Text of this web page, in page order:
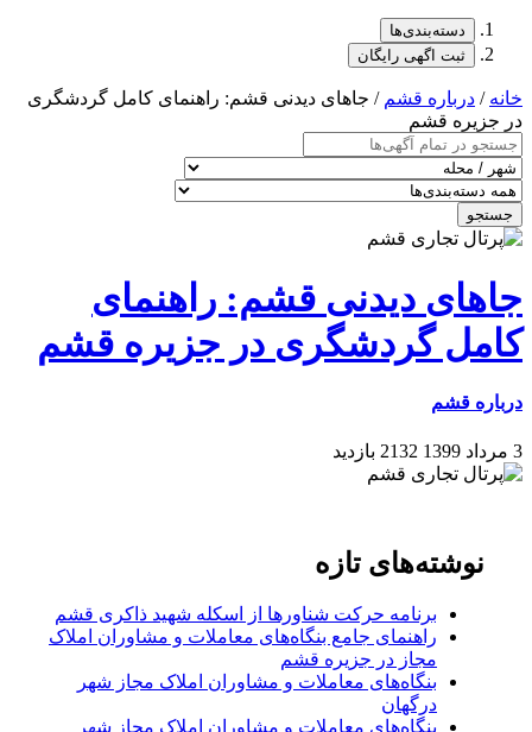
دسته‌بندی‌ها
ثبت اگهی رایگان
خانه / درباره قشم / جاهای دیدنی قشم: راهنمای کامل گردشگری
در جزیره قشم
جستجو
جاهای دیدنی قشم: راهنمای
کامل گردشگری در جزیره قشم
درباره قشم
3 مرداد 1399 2132 بازدید
نوشته‌های تازه
برنامه حرکت شناورها از اسکله شهید ذاکری قشم
راهنمای جامع بنگاه‌های معاملات و مشاوران املاک
مجاز در جزیره قشم
بنگاه‌های معاملات و مشاوران املاک مجاز شهر
درگهان
بنگاه‌های معاملات و مشاوران املاک مجاز شهر